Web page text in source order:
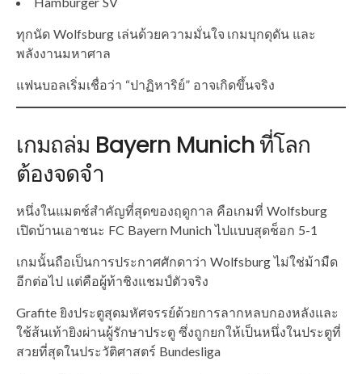
ทุกนัด Wolfsburg เล่นด้วยความมั่นใจ เกมบุกดุดัน และ
พลังงานมหาศาล
แฟนบอลเริ่มเชื่อว่า “ปาฏิหาริย์” อาจเกิดขึ้นจริง
เกมถล่ม Bayern Munich ที่โลก
ต้องจดจำ
หนึ่งในแมตช์สำคัญที่สุดของฤดูกาล คือเกมที่ Wolfsburg
เปิดบ้านเอาชนะ FC Bayern Munich ไปแบบสุดช็อก 5-1
เกมนั้นถือเป็นการประกาศศักดาว่า Wolfsburg ไม่ใช่ม้ามืด
อีกต่อไป แต่คือผู้ท้าชิงแชมป์ตัวจริง
Grafite ยิงประตูสุดมหัศจรรย์ด้วยการลากหลบกองหลังและ
ใช้ส้นเท้ายิงผ่านผู้รักษาประตู ซึ่งถูกยกให้เป็นหนึ่งในประตูที่
สวยที่สุดในประวัติศาสตร์ Bundesliga